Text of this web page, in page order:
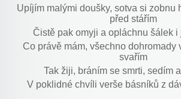
Upíjím malými doušky, sotva si zobnu
před stářím
Čistě pak omyji a opláchnu šálek i
Co právě mám, všechno dohromady
svařím
Tak žiji, bráním se smrti, sedím
V poklidné chvíli verše básníků z